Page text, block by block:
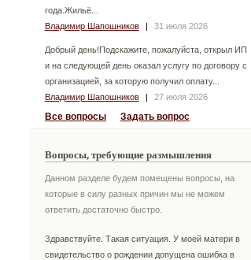
года.Жильё...
Владимир Шапошников
| 31 июля 2026
Добрый день!Подскажите, пожалуйста, открыл ИП
и на следующей день оказал услугу по договору с
организацией, за которую получил оплату...
Владимир Шапошников
| 27 июля 2026
Все вопросы Задать вопрос
Вопросы, требующие размышления
Данном разделе будем помещены вопросы, на
которые в силу разных причин мы не можем
ответить достаточно быстро.
Здравствуйте. Такая ситуация. У моей матери в
свидетельство о рождении допущена ошибка в